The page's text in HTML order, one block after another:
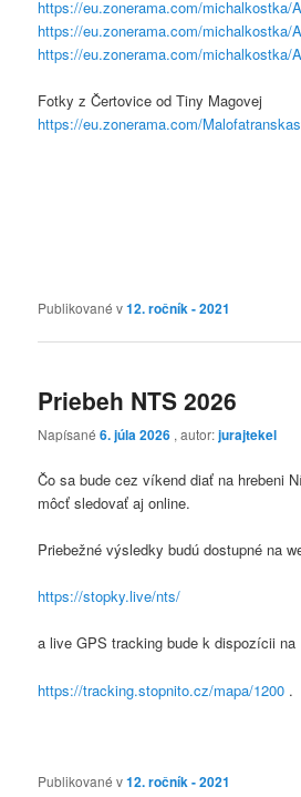
https://eu.zonerama.com/michalkostka/
https://eu.zonerama.com/michalkostka/
https://eu.zonerama.com/michalkostka/
Fotky z Čertovice od Tiny Magovej
https://eu.zonerama.com/
Publikované v12. ročník - 2021
Priebeh NTS 2026
Napísané6. júla 2026 , autor:jurajtekel
Čo sa bude cez víkend diať na hrebeni
môcť sledovať aj online.
Priebežné výsledky budú dostupné na
https://stopky.live/nts/
a live GPS tracking bude k dispozícii na
https://tracking.stopnito.cz/mapa/1200 .
Publikované v12. ročník - 2021